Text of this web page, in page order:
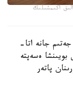
اكىمشىلىك
جەتىم جانە اتا-
بويىنشا ەسەپتە
پاتەر